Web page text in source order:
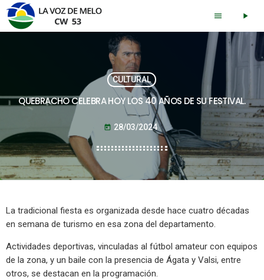
menu play_arrow
CULTURAL
QUEBRACHO CELEBRA HOY LOS 40 AÑOS DE SU FESTIVAL.
today 28/03/2024
La tradicional fiesta es organizada desde hace cuatro décadas
en semana de turismo en esa zona del departamento.
Actividades deportivas, vinculadas al fútbol amateur con equipos
de la zona, y un baile con la presencia de Ágata y Valsi, entre
otros, se destacan en la programación.